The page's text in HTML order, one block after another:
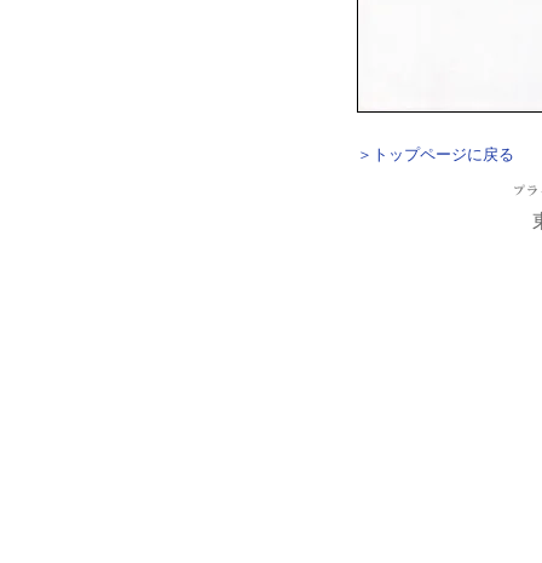
＞トップページに戻る